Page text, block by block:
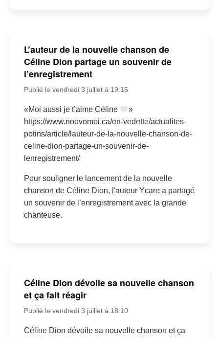
L’auteur de la nouvelle chanson de
Céline Dion partage un souvenir de
l’enregistrement
Publié le vendredi 3 juillet à 19:15
«Moi aussi je t’aime Céline
»
https://www.noovomoi.ca/en-vedette/actualites-
potins/article/lauteur-de-la-nouvelle-chanson-de-
celine-dion-partage-un-souvenir-de-
lenregistrement/
Pour souligner le lancement de la nouvelle
chanson de Céline Dion, l'auteur Ycare a partagé
un souvenir de l’enregistrement avec la grande
chanteuse.
Céline Dion dévoile sa nouvelle chanson
et ça fait réagir
Publié le vendredi 3 juillet à 18:10
Céline Dion dévoile sa nouvelle chanson et ça